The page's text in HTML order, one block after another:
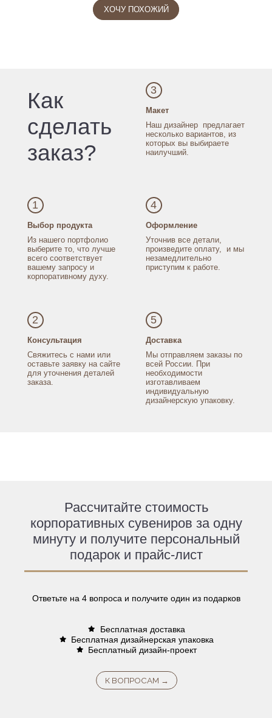
ХОЧУ ПОХОЖИЙ
Как
сделать
заказ?
1
Выбор продукта
Из нашего портфолио
выберите то, что лучше
всего соответствует
вашему запросу и
корпоративному духу.
2
Консультация
Свяжитесь с нами или
оставьте заявку на сайте
для уточнения деталей
заказа.
3
Макет
Наш дизайнер предлагает
нескольковариантов, из
которых вы выбираете
наилучший.
4
Оформление
Уточнив все детали,
произведите оплату,
и мы
незамедлительно
приступим к работе.
5
Доставка
Мы отправляем заказы по
всей России.
При
необходимости
изготавливаем
индивидуальную
дизайнерскую упаковку.
Рассчитайте стоимость
корпоративных сувениров за одну
минуту и получите персональный
подарок и прайс-лист
Ответьте на 4 вопроса и получите один из подарков
Бесплатная доставка
Бесплатная дизайнерская упаковка
Бесплатный дизайн-проект